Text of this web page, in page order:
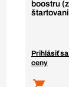
boostru
Prihlásiť
ceny